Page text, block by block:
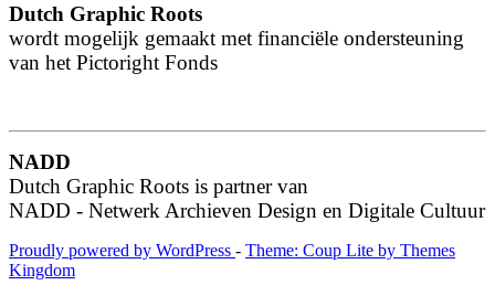
Dutch Graphic Roots
wordt mogelijk gemaakt met financiële ondersteuning
van het Pictoright Fonds
NADD
Dutch Graphic Roots is partner van
NADD - Netwerk Archieven Design en Digitale Cultuur
Proudly powered by WordPress - Theme: Coup Lite by Themes
Kingdom